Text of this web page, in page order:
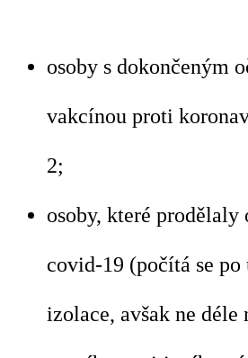
osoby s dokončeným
vakcínou proti
2;
osoby, které prodělaly
covid-19 (počítá se
izolace, avšak ne déle